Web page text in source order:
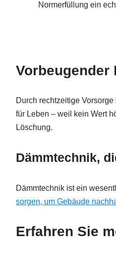
Normerfüllung ein
Durch rechtzeitige
für Leben – weil kein Wert
Löschung.
Dämmtechnik,
Dämmtechnik ist ein
sorgen, um Gebäude
Erfahren Sie